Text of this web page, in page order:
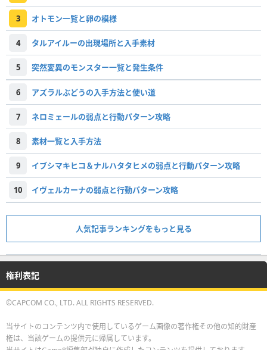
3 オトモン一覧と卵の模様
4 タルアイルーの出現場所と入手素材
5 突然変異のモンスター一覧と発生条件
6 アズラルぶどうの入手方法と使い道
7 ネロミェールの弱点と行動パターン攻略
8 素材一覧と入手方法
9 イブシマキヒコ＆ナルハタタヒメの弱点と行動パターン攻略
10 イヴェルカーナの弱点と行動パターン攻略
人気記事ランキングをもっと見る
権利表記
©CAPCOM CO., LTD. ALL RIGHTS RESERVED.
当サイトのコンテンツ内で使用しているゲーム画像の著作権その他の知的財産
権は、当該ゲームの提供元に帰属しています。